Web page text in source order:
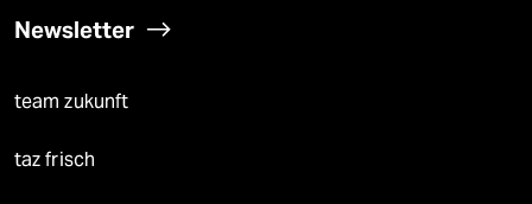
Newsletter
team zukunft
taz frisch